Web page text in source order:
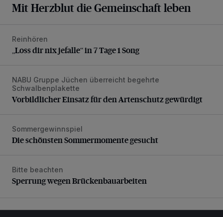
Mit Herzblut die Gemeinschaft leben
„Loss dir nix jefalle“ in 7 Tage 1 Song
Reinhören
„Loss dir nix jefalle“ in 7 Tage 1 Song
Vorbildlicher Einsatz für den Artenschutz gewürdigt
NABU Gruppe Jüchen überreicht begehrte
Schwalbenplakette
Vorbildlicher Einsatz für den Artenschutz gewürdigt
Die schönsten Sommermomente gesucht
Sommergewinnspiel
Die schönsten Sommermomente gesucht
Sperrung wegen Brückenbauarbeiten
Bitte beachten
Sperrung wegen Brückenbauarbeiten